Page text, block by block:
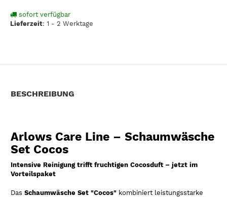
sofort verfügbar
Lieferzeit: 1 - 2 Werktage
BESCHREIBUNG
Arlows Care Line – Schaumwäsche
Set Cocos
Intensive Reinigung trifft fruchtigen Cocosduft – jetzt im
Vorteilspaket
Das Schaumwäsche Set "Cocos" kombiniert leistungsstarke